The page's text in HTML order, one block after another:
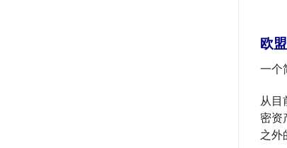
欧
一个
从
密资
之外